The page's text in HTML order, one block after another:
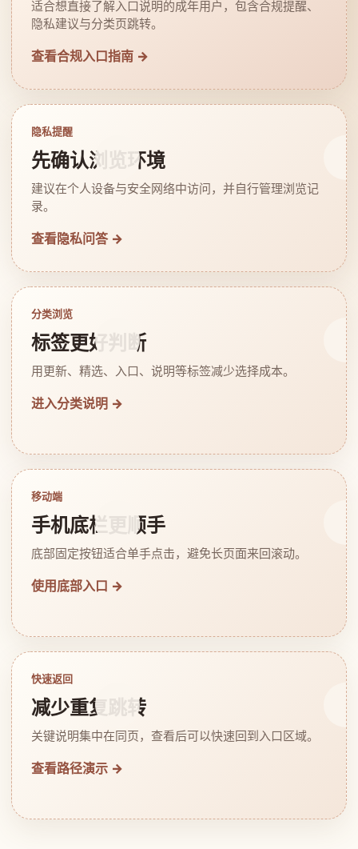
适合想直接了解入口说明的成年用户，包含合规提醒、
隐私建议与分类页跳转。
查看合规入口指南 →
隐私提醒
先确认浏览环境
建议在个人设备与安全网络中访问，并自行管理浏览记
录。
查看隐私问答 →
分类浏览
标签更好判断
用更新、精选、入口、说明等标签减少选择成本。
进入分类说明 →
移动端
手机底栏更顺手
底部固定按钮适合单手点击，避免长页面来回滚动。
使用底部入口 →
快速返回
减少重复跳转
关键说明集中在同页，查看后可以快速回到入口区域。
查看路径演示 →